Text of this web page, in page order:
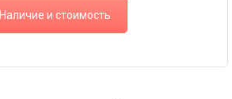
Наличие и стоимость